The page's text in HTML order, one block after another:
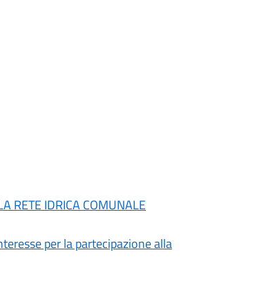
RETE IDRICA COMUNALE
per la partecipazione alla